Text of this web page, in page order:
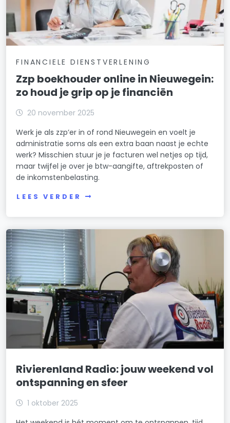
FINANCIELE DIENSTVERLENING
Zzp boekhouder online in Nieuwegein:
zo houd je grip op je financiën
20 november 2025
Werk je als zzp’er in of rond Nieuwegein en voelt je
administratie soms als een extra baan naast je echte
werk? Misschien stuur je je facturen wel netjes op tijd,
maar twijfel je over je btw-aangifte, aftrekposten of
de inkomstenbelasting.
LEES VERDER
Rivierenland Radio: jouw weekend vol
ontspanning en sfeer
1 oktober 2025